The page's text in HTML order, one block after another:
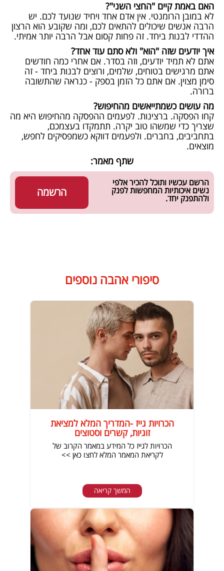
האם באמת קיים "החצי השני"?
לא במובן הרומנטי. אין אדם אחד ויחיד שנועד לכם. יש
הרבה אנשים שיכולים להתאים לכם, ומה שקובע הוא הרצון
ההדדי לבנות ביחד. זה פחות קסום אבל הרבה יותר אמיתי.
איך יודעים שזה "הוא" ולא סתם עוד אחד?
אתם לא תמיד יודעים, וזה בסדר. אם אחרי כמה חודשים
אתם מרגישים בטוחים, שלמים, ורוצים לבנות ביחד - זה
סימן מצוין. אם אתם כל הזמן בספק - כנראה שהתשובה
ברורה.
מה עושים כשמתייאשים מהחיפוש?
קחו הפסקה. ברצינות. לפעמים ההפסקה מהחיפוש היא מה
שצריך כדי שמשהו טוב יקרה. תתמקדו בעצמכם,
בתחביבים, בחברים. ולפעמים דווקא כשמפסיקים לחפש,
מוצאים.
שתף מאמר:
הרשמה
הרשם עכשיו ותוכל להכיר אלפי
נשים איכותיות המחפשות לפנק
ולהתפנק יחד.
סיפורי אהבה נוספים
הכרויות גייז -המדריך המלא למציאת
זוגיות, קשרים וסטוצים
הכרויות לגייז כל המידע במאמר הקרוב של
לקריאת המאמר המלא לחצו כאן >>
המשך קריאה